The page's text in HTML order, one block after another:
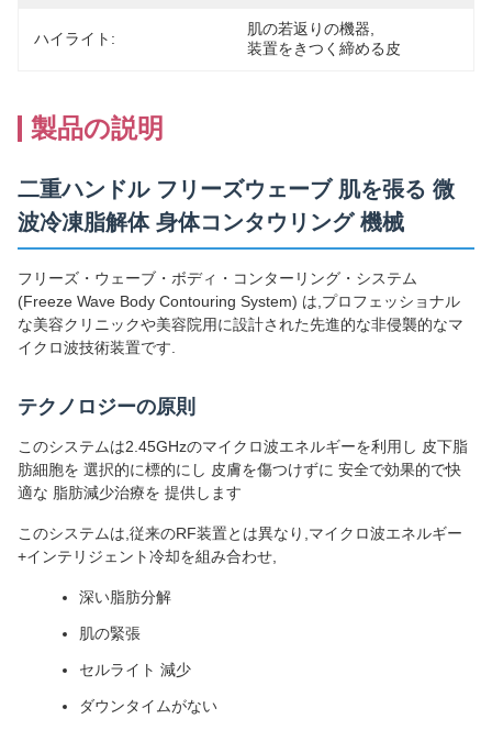
ハイライト:
肌の若返りの機器
装置をきつく締める皮
製品の説明
二重ハンドル フリーズウェーブ 肌を張る 微
波冷凍脂解体 身体コンタウリング 機械
フリーズ・ウェーブ・ボディ・コンターリング・システム
(Freeze Wave Body Contouring System) は,プロフェッショナル
な美容クリニックや美容院用に設計された先進的な非侵襲的なマ
イクロ波技術装置です.
テクノロジーの原則
このシステムは2.45GHzのマイクロ波エネルギーを利用し 皮下脂
肪細胞を 選択的に標的にし 皮膚を傷つけずに 安全で効果的で快
適な 脂肪減少治療を 提供します
このシステムは,従来のRF装置とは異なり,マイクロ波エネルギー
+インテリジェント冷却を組み合わせ,
深い脂肪分解
肌の緊張
セルライト 減少
ダウンタイムがない